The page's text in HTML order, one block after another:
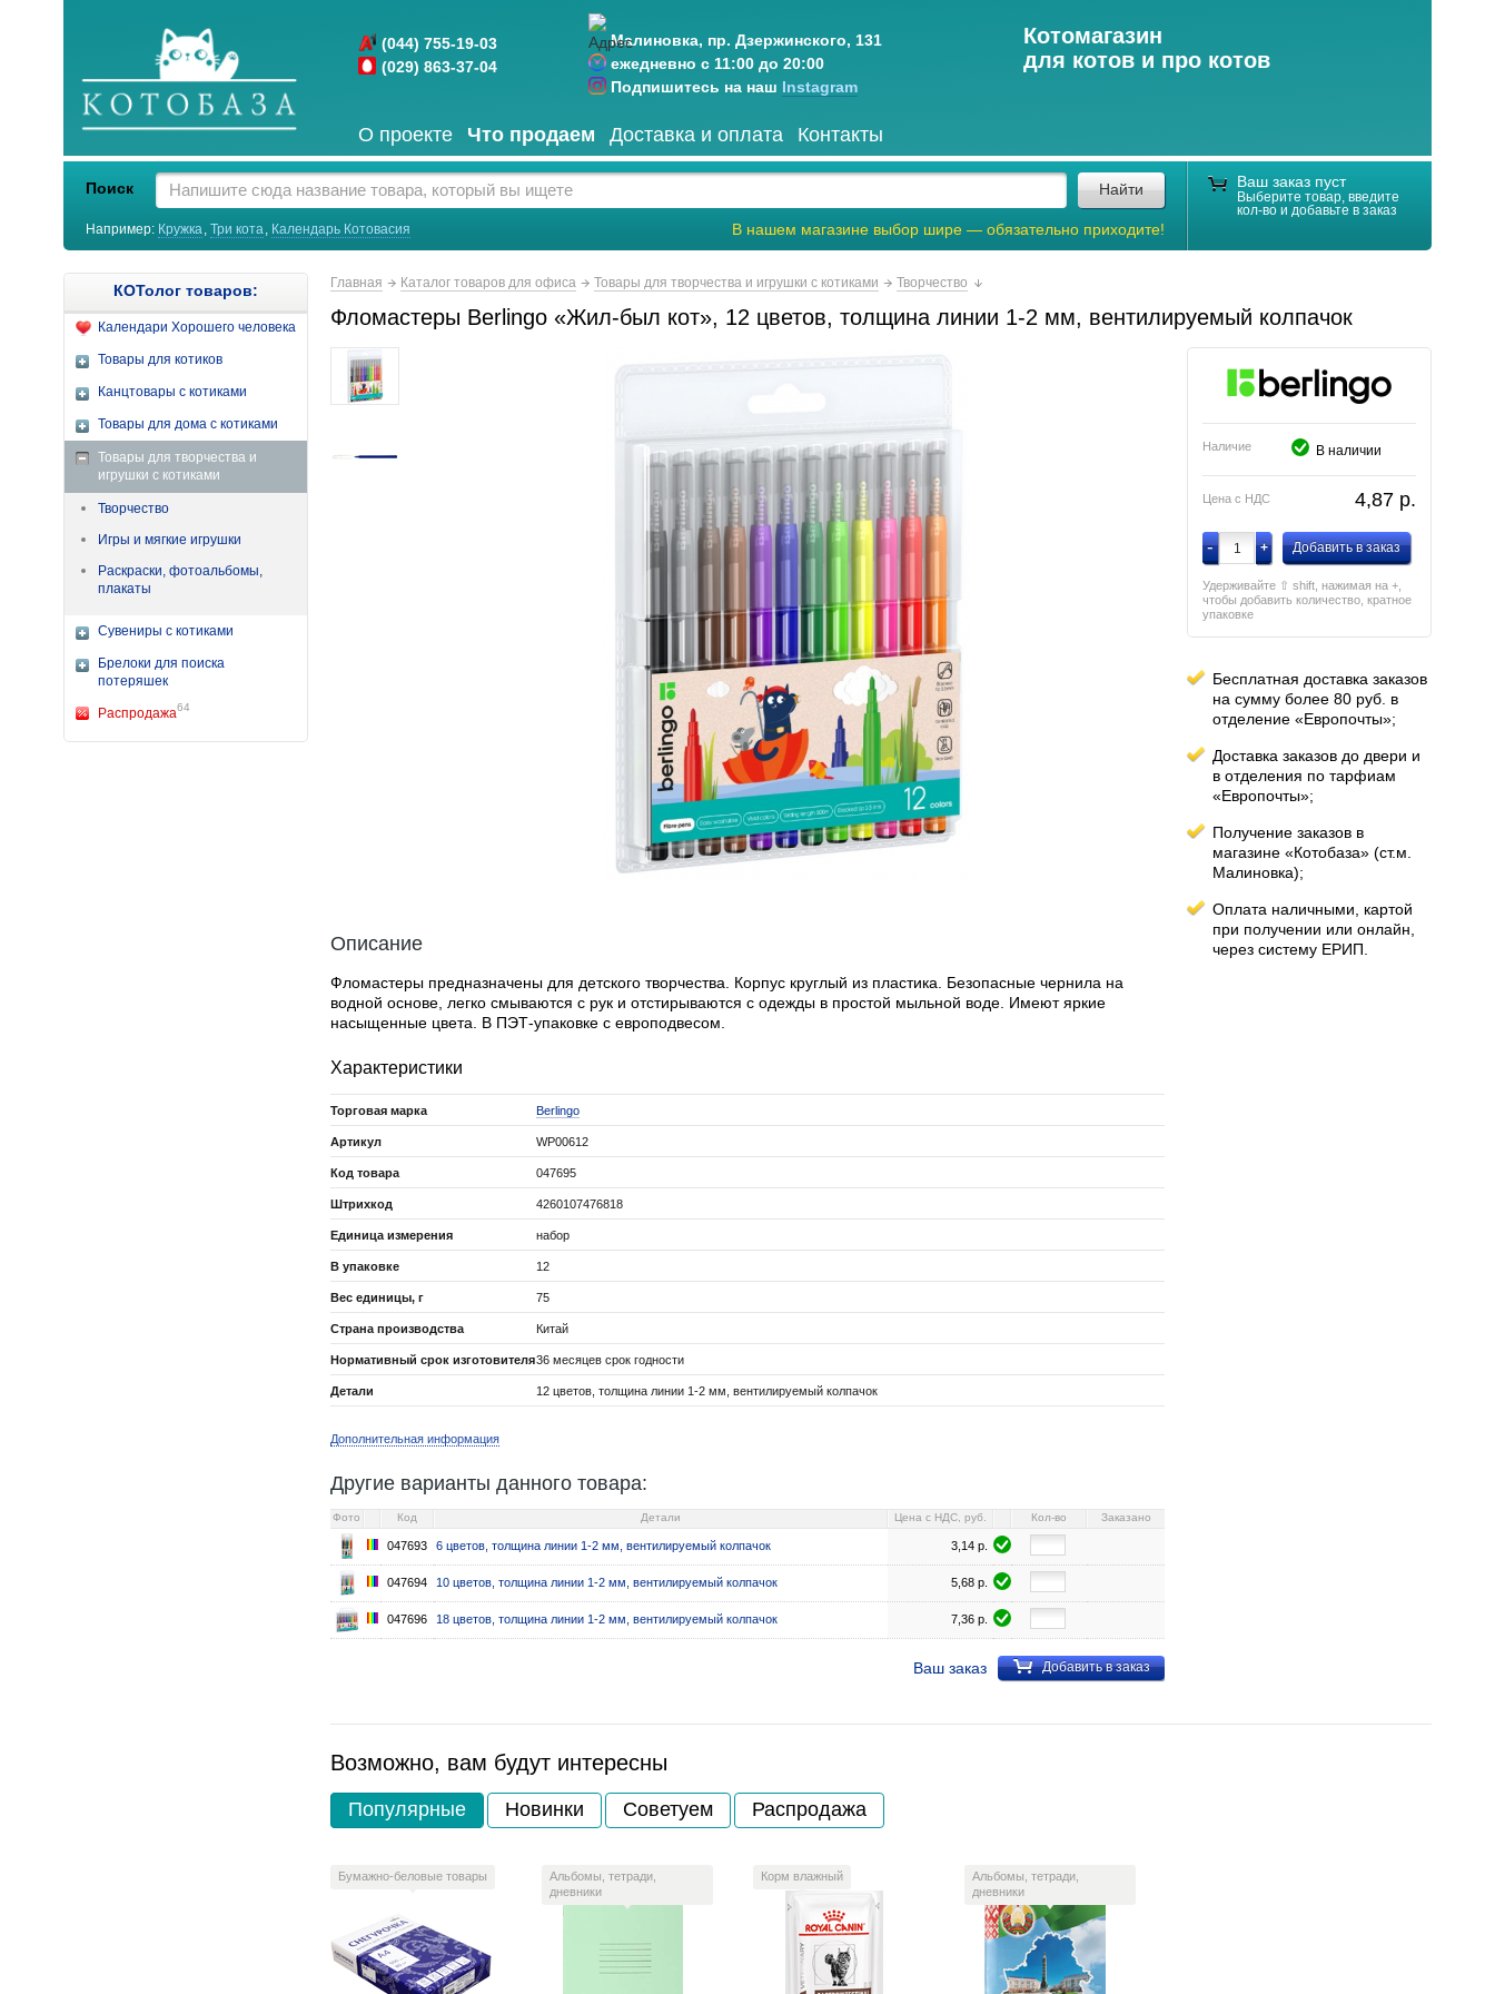
(044) 755-19-03
(029) 863-37-04
Малиновка, пр. Дзержинского, 131
ежедневно с 11:00 до 20:00
Подпишитесь на наш Instagram
Котомагазин
для котов и про котов
О проекте Что продаем Доставка и оплата Контакты
Поиск Ваш заказ пуст
Выберите товар, введите
кол-во и добавьте в заказ
Найти
В нашем магазине выбор шире — обязательно приходите!
Например: Кружка, Три кота, Календарь Котовасия
КОТолог товаров:
Календари Хорошего человека
Товары для котиков
Канцтовары с котиками
Товары для дома с котиками
Товары для творчества и
игрушки с котиками
Творчество
Игры и мягкие игрушки
Раскраски, фотоальбомы,
плакаты
Сувениры с котиками
Брелоки для поиска
потеряшек
Распродажа64
Главная Каталог товаров для офиса Товары для творчества и игрушки с котиками Творчество
Фломастеры Berlingo «Жил-был кот», 12 цветов, толщина линии 1-2 мм, вентилируемый колпачок
Наличие В наличии
Цена с НДС 4,87 p.
- + Добавить в заказ
Удерживайте ⇧ shift, нажимая на +,
чтобы добавить количество, кратное
упаковке
Бесплатная доставка заказов
на сумму более 80 руб. в
отделение «Европочты»;
Доставка заказов до двери и
в отделения по тарфиам
«Европочты»;
Получение заказов в
магазине «Котобаза» (ст.м.
Малиновка);
Оплата наличными, картой
при получении или онлайн,
через систему ЕРИП.
Описание
Фломастеры предназначены для детского творчества. Корпус круглый из пластика. Безопасные чернила на
водной основе, легко смываются с рук и отстирываются с одежды в простой мыльной воде. Имеют яркие
насыщенные цвета. В ПЭТ-упаковке с европодвесом.
Характеристики
Торговая марка Berlingo
Артикул WP00612
Код товара 047695
Штрихкод 4260107476818
Единица измерения набор
В упаковке 12
Вес единицы, г 75
Страна производства Китай
Нормативный срок изготовителя36 месяцев срок годности
Детали 12 цветов, толщина линии 1-2 мм, вентилируемый колпачок
Дополнительная информация
Другие варианты данного товара:
Фото Код Детали Цена c НДС, руб. Кол-во Заказано
047693 6 цветов, толщина линии 1-2 мм, вентилируемый колпачок 3,14 р.
047694 10 цветов, толщина линии 1-2 мм, вентилируемый колпачок 5,68 р.
047696 18 цветов, толщина линии 1-2 мм, вентилируемый колпачок 7,36 р.
Ваш заказ Добавить в заказ
Возможно, вам будут интересны
Популярные Новинки Советуем Распродажа
Бумажно-беловые товары
Альбомы, тетради,
дневники
Корм влажный
Альбомы, тетради,
дневники